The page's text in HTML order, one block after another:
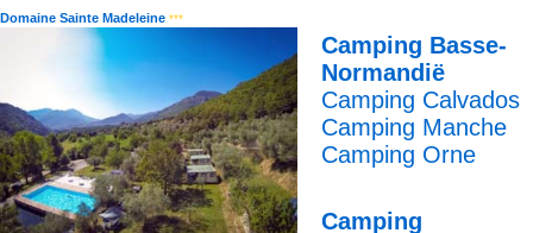
Domaine Sainte Madeleine ***
Camping Basse-
Normandië
Camping Calvados
Camping Manche
Camping Orne
Camping